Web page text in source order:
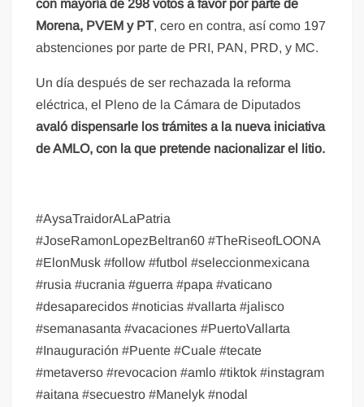
con mayoría de 298 votos a favor por parte de
Morena, PVEM y PT, cero en contra, así como 197
abstenciones por parte de PRI, PAN, PRD, y MC.
Un día después de ser rechazada la reforma
eléctrica, el Pleno de la Cámara de Diputados
avaló dispensarle los trámites a la nueva iniciativa
de AMLO, con la que pretende nacionalizar el litio.
#AysaTraidorALaPatria
#JoseRamonLopezBeltran60 #TheRiseofLOONA
#ElonMusk #follow #futbol #seleccionmexicana
#rusia #ucrania #guerra #papa #vaticano
#desaparecidos #noticias #vallarta #jalisco
#semanasanta #vacaciones #PuertoVallarta
#Inauguración #Puente #Cuale #tecate
#metaverso #revocacion #amlo #tiktok #instagram
#aitana #secuestro #Manelyk #nodal